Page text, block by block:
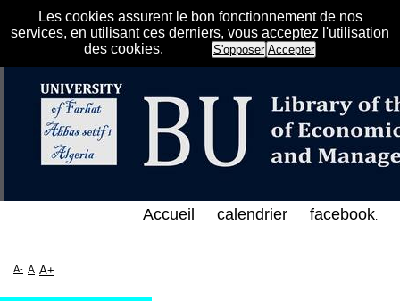
Les cookies assurent le bon fonctionnement de nos
services, en utilisant ces derniers, vous acceptez l'utilisation
des cookies.
S'opposer Accepter
الإلكتروني على الخط المباشر لمكتبة كلية
Accueil calendrier facebook.
A- A A+